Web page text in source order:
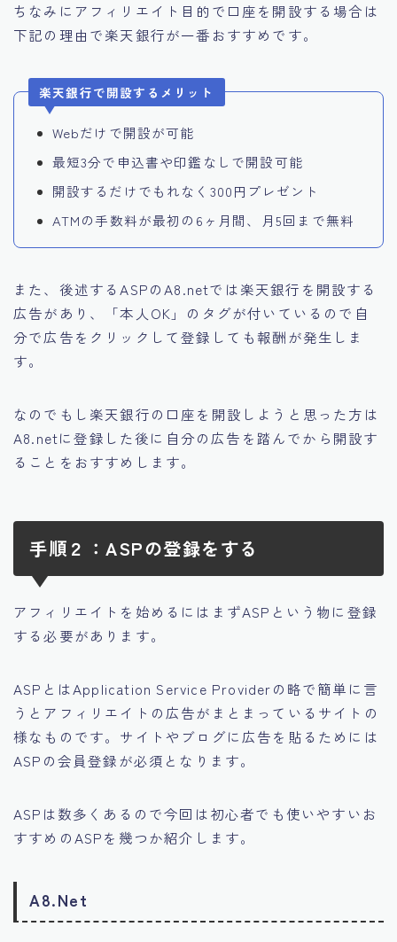
ちなみにアフィリエイト目的で口座を開設する場合は
下記の理由で楽天銀行が一番おすすめ です。
楽天銀行で開設するメリット
Webだけで開設が可能
最短3分で申込書や印鑑なしで開設可能
開設するだけでもれなく300円プレゼント
ATMの手数料が最初の6ヶ月間、月5回まで無料
また、後述するASPのA8.netでは楽天銀行を開設する
広告があり、「本人OK」のタグが付いているので 自
分で広告をクリックして登録しても報酬が発生 しま
す。
なのでもし楽天銀行の口座を開設しようと思った方は
A8.netに登録した後に自分の広告を踏んでから開設す
ることをおすすめします。
手順２：ASPの登録をする
アフィリエイトを始めるにはまずASPという物に登録
する必要があります。
ASPとはApplication Service Providerの略で簡単に言
うとアフィリエイトの広告がまとまっているサイトの
様なものです。サイトやブログに広告を貼るためには
ASPの会員登録が必須となります。
ASPは数多くあるので今回は初心者でも使いやすいお
すすめのASPを幾つか紹介します。
A8.Net